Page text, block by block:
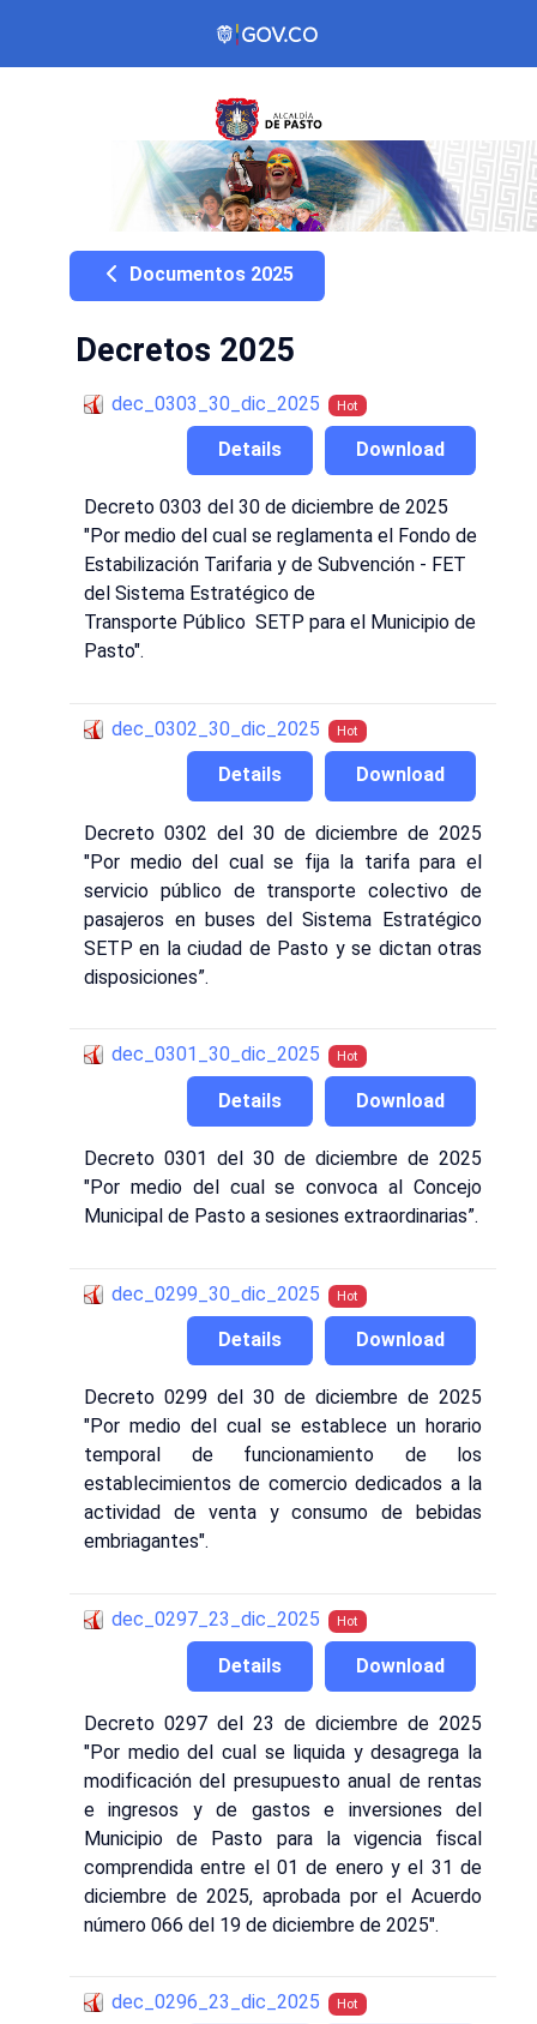
Documentos 2025
Decretos 2025
dec_0303_30_dic_2025 Hot
Download
Details
Decreto 0303 del 30 de diciembre de 2025
"Por medio del cual se reglamenta el Fondo de
Estabilización Tarifaria y de Subvención - FET
del Sistema Estratégico de
Transporte Público SETP para el Municipio de
Pasto".
dec_0302_30_dic_2025 Hot
Download
Details
Decreto 0302 del 30 de diciembre de 2025
"Por medio del cual se fija la tarifa para el
servicio público de transporte colectivo de
pasajeros en buses del Sistema Estratégico
SETP en la ciudad de Pasto y se dictan otras
disposiciones”.
dec_0301_30_dic_2025 Hot
Download
Details
Decreto 0301 del 30 de diciembre de 2025
"Por medio del cual se convoca al Concejo
Municipal de Pasto a sesiones extraordinarias”.
dec_0299_30_dic_2025 Hot
Download
Details
Decreto 0299 del 30 de diciembre de 2025
"Por medio del cual se establece un horario
temporal de funcionamiento de los
establecimientos de comercio dedicados a la
actividad de venta y consumo de bebidas
embriagantes".
dec_0297_23_dic_2025 Hot
Download
Details
Decreto 0297 del 23 de diciembre de 2025
"Por medio del cual se liquida y desagrega la
modificación del presupuesto anual de rentas
e ingresos y de gastos e inversiones del
Municipio de Pasto para la vigencia fiscal
comprendida entre el 01 de enero y el 31 de
diciembre de 2025, aprobada por el Acuerdo
número 066 del 19 de diciembre de 2025".
dec_0296_23_dic_2025 Hot